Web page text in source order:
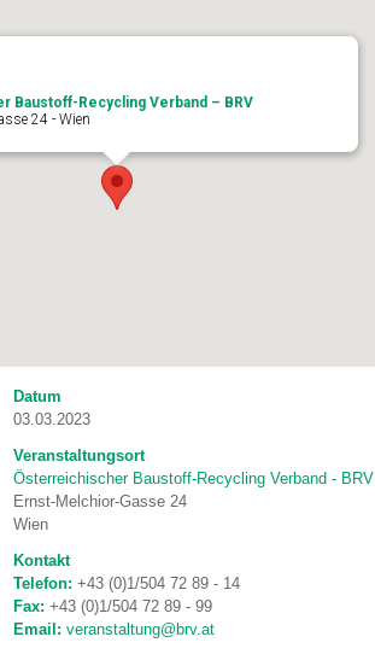
Baustoff-Recycling Verband – BRV
24 - Wien
Datum
03.03.2023
Veranstaltungsort
Österreichischer Baustoff-Recycling Verband - BRV
Ernst-Melchior-Gasse 24
Wien
Kontakt
Telefon:+43 (0)1/504 72 89 - 14
Fax:+43 (0)1/504 72 89 - 99
Email: veranstaltung@brv.at